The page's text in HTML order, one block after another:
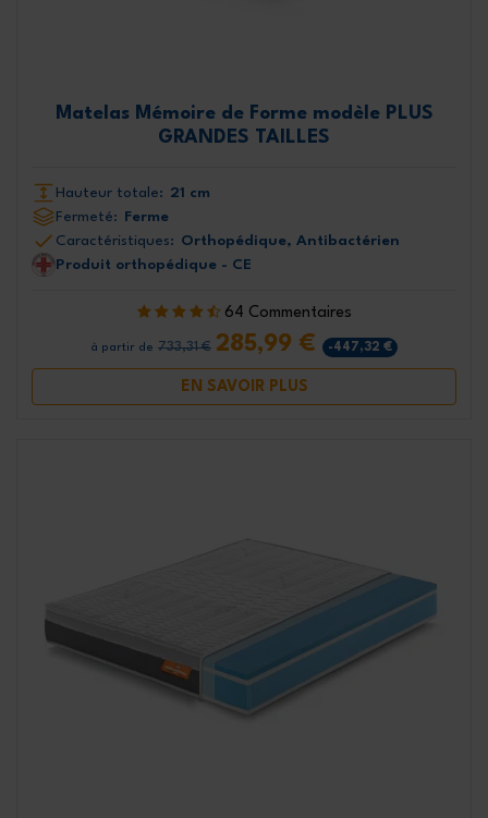
Matelas Mémoire de Forme modèle PLUS
GRANDES TAILLES
Hauteur totale: 21 cm
Fermeté:
Ferme
Caractéristiques: Orthopédique, Antibactérien
Produit orthopédique - CE
64 Commentaires
à partir de 733,31 € 285,99 € -447,32 €
EN SAVOIR PLUS